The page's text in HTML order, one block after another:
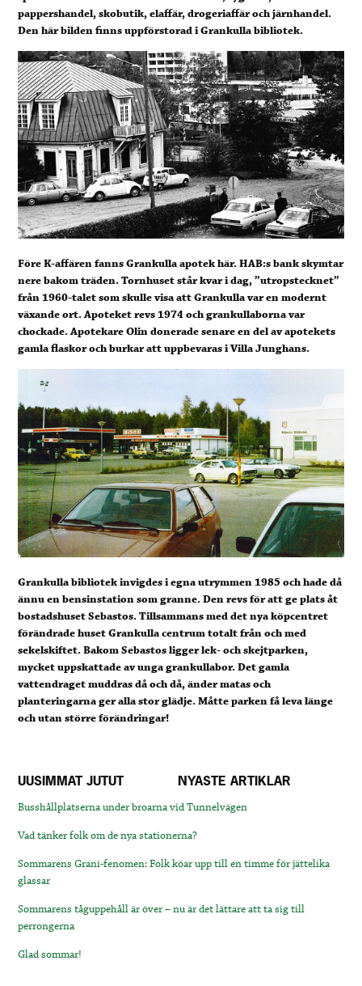
pappershandel, skobutik, elaffär, drogeriaffär och järnhandel.
Den här bilden finns uppförstorad i Grankulla bibliotek.
Före K-affären fanns Grankulla apotek här. HAB:s bank skymtar
nere bakom träden. Tornhuset står kvar i dag, ”utropstecknet”
från 1960-talet som skulle visa att Grankulla var en modernt
växande ort. Apoteket revs 1974 och grankullaborna var
chockade. Apotekare Olin donerade senare en del av apotekets
gamla flaskor och burkar att uppbevaras i Villa Junghans.
Grankulla bibliotek invigdes i egna utrymmen 1985 och hade då
ännu en bensinstation som granne. Den revs för att ge plats åt
bostadshuset Sebastos. Tillsammans med det nya köpcentret
förändrade huset Grankulla centrum totalt från och med
sekelskiftet. Bakom Sebastos ligger lek- och skejtparken,
mycket uppskattade av unga grankullabor. Det gamla
vattendraget muddras då och då, änder matas och
planteringarna ger alla stor glädje. Måtte parken få leva länge
och utan större förändringar!
UUSIMMAT JUTUT NYASTE ARTIKLAR
Busshållplatserna under broarna vid Tunnelvägen
Vad tänker folk om de nya stationerna?
Sommarens Grani-fenomen: Folk köar upp till en timme för jättelika
glassar
Sommarens tåguppehåll är över – nu är det lättare att ta sig till
perrongerna
Glad sommar!